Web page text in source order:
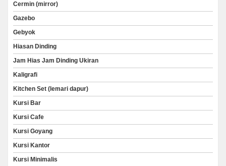
Cermin (mirror)
Gazebo
Gebyok
Hiasan Dinding
Jam Hias Jam Dinding Ukiran
Kaligrafi
Kitchen Set (lemari dapur)
Kursi Bar
Kursi Cafe
Kursi Goyang
Kursi Kantor
Kursi Minimalis